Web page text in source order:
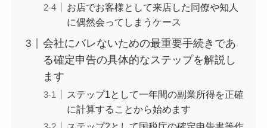
お店でお客様として来店した同僚や知人
に偶然会ってしまうケース
会社にバレないための最重要手続きであ
る確定申告の具体的なステップを解説し
ます
ステップ1として一年間の副業所得を正確
に計算することから始めます